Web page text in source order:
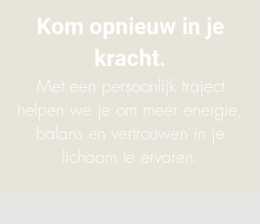
Kom opnieuw in je
kracht.
Met een persoonlijk traject
helpen we je om meer energie,
balans en vertrouwen in je
lichaam te ervaren.